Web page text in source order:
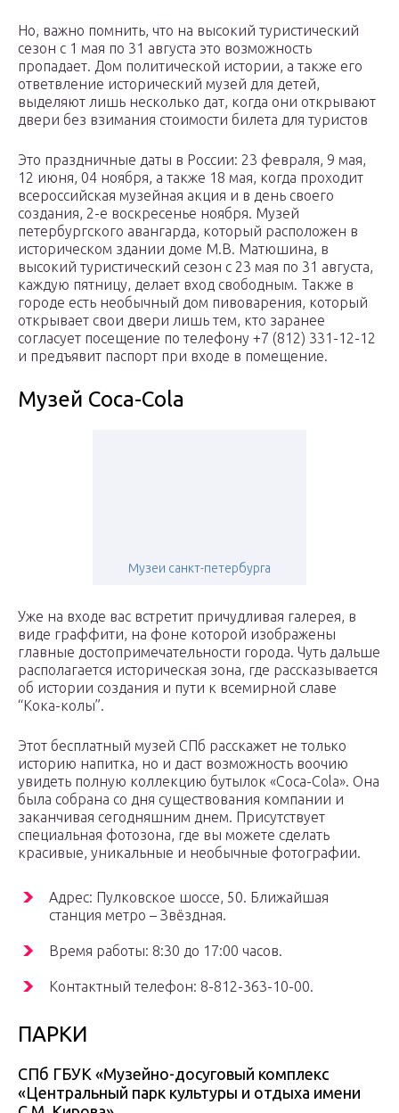
Но, важно помнить, что на высокий туристический
сезон с 1 мая по 31 августа это возможность
пропадает. Дом политической истории, а также его
ответвление исторический музей для детей,
выделяют лишь несколько дат, когда они открывают
двери без взимания стоимости билета для туристов
Это праздничные даты в России: 23 февраля, 9 мая,
12 июня, 04 ноября, а также 18 мая, когда проходит
всероссийская музейная акция и в день своего
создания, 2-е воскресенье ноября. Музей
петербургского авангарда, который расположен в
историческом здании доме М.В. Матюшина, в
высокий туристический сезон с 23 мая по 31 августа,
каждую пятницу, делает вход свободным. Также в
городе есть необычный дом пивоварения, который
открывает свои двери лишь тем, кто заранее
согласует посещение по телефону +7 (812) 331-12-12
и предъявит паспорт при входе в помещение.
Музей Coca-Cola
Музеи санкт-петербурга
Уже на входе вас встретит причудливая галерея, в
виде граффити, на фоне которой изображены
главные достопримечательности города. Чуть дальше
располагается историческая зона, где рассказывается
об истории создания и пути к всемирной славе
“Кока-колы”.
Этот бесплатный музей СПб расскажет не только
историю напитка, но и даст возможность воочию
увидеть полную коллекцию бутылок «Coca-Cola». Она
была собрана со дня существования компании и
заканчивая сегодняшним днем. Присутствует
специальная фотозона, где вы можете сделать
красивые, уникальные и необычные фотографии.
Адрес: Пулковское шоссе, 50. Ближайшая
станция метро – Звёздная.
Время работы: 8:30 до 17:00 часов.
Контактный телефон: 8-812-363-10-00.
ПАРКИ
СПб ГБУК «Музейно-досуговый комплекс
«Центральный парк культуры и отдыха имени